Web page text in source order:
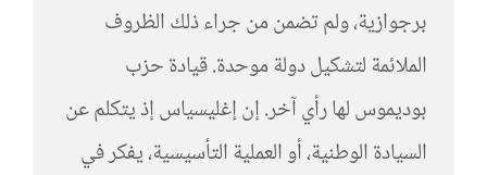
برجوازية، ولم تضمن من جراء ذلك الظروف
الملائمة لتشكيل دولة موحدة. قيادة حزب
بوديموس لها رأي آخر. إن إغليسياس إذ يتكلم عن
السيادة الوطنية، أو العملية التأسيسية، يفكر في